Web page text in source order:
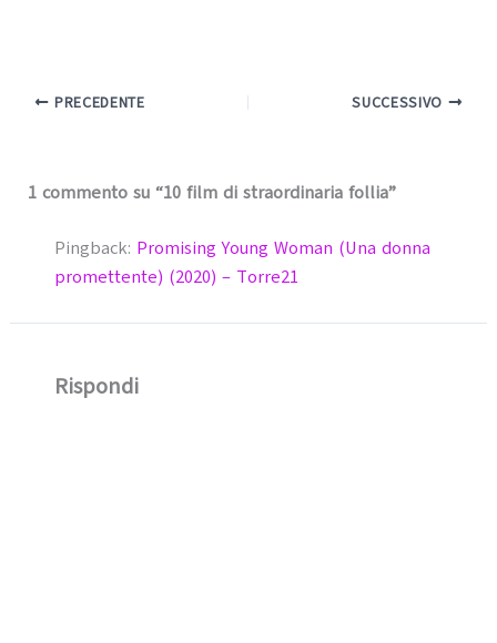
PRECEDENTE SUCCESSIVO
1 commento su “10 film di straordinaria follia”
Pingback: Promising Young Woman (Una donna
promettente) (2020) – Torre21
Rispondi